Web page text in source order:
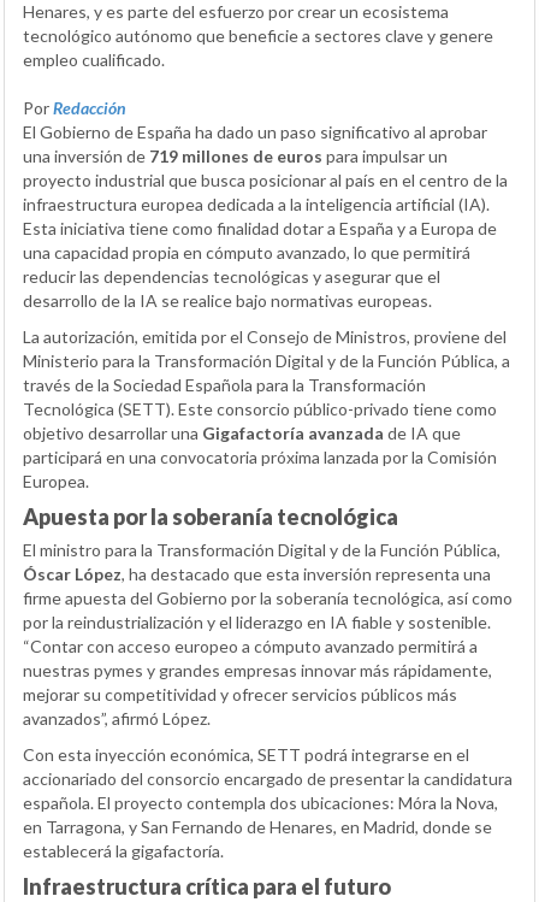
Henares, y es parte del esfuerzo por crear un ecosistema
tecnológico autónomo que beneficie a sectores clave y genere
empleo cualificado.
PorRedacción
El Gobierno de España ha dado un paso significativo al aprobar
una inversión de 719 millones de euros para impulsar un
proyecto industrial que busca posicionar al país en el centro de la
infraestructura europea dedicada a la inteligencia artificial (IA).
Esta iniciativa tiene como finalidad dotar a España y a Europa de
una capacidad propia en cómputo avanzado, lo que permitirá
reducir las dependencias tecnológicas y asegurar que el
desarrollo de la IA se realice bajo normativas europeas.
La autorización, emitida por el Consejo de Ministros, proviene del
Ministerio para la Transformación Digital y de la Función Pública, a
través de la Sociedad Española para la Transformación
Tecnológica (SETT). Este consorcio público-privado tiene como
objetivo desarrollar una Gigafactoría avanzada de IA que
participará en una convocatoria próxima lanzada por la Comisión
Europea.
Apuesta por la soberanía tecnológica
El ministro para la Transformación Digital y de la Función Pública,
Óscar López, ha destacado que esta inversión representa una
firme apuesta del Gobierno por la soberanía tecnológica, así como
por la reindustrialización y el liderazgo en IA fiable y sostenible.
“Contar con acceso europeo a cómputo avanzado permitirá a
nuestras pymes y grandes empresas innovar más rápidamente,
mejorar su competitividad y ofrecer servicios públicos más
avanzados”, afirmó López.
Con esta inyección económica, SETT podrá integrarse en el
accionariado del consorcio encargado de presentar la candidatura
española. El proyecto contempla dos ubicaciones: Móra la Nova,
en Tarragona, y San Fernando de Henares, en Madrid, donde se
establecerá la gigafactoría.
Infraestructura crítica para el futuro